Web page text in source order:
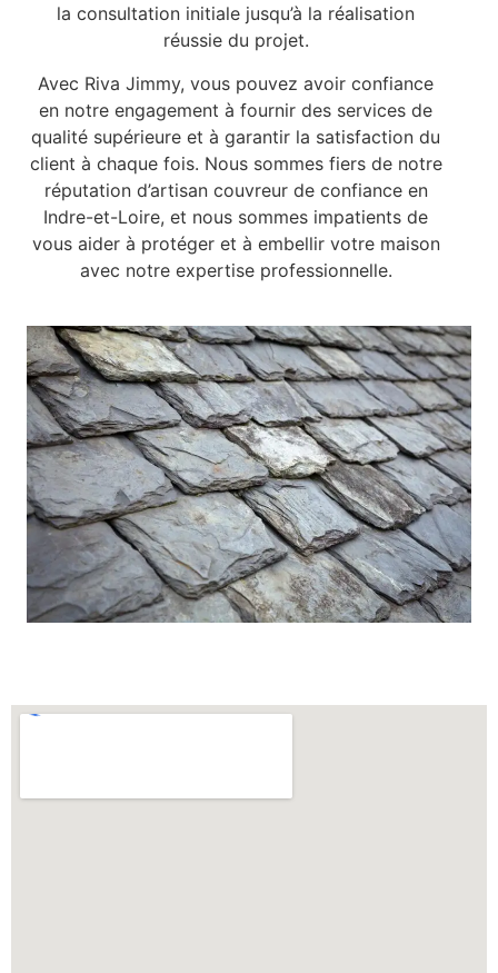
la consultation initiale jusqu’à la réalisation
réussie du projet.
Avec Riva Jimmy, vous pouvez avoir confiance
en notre engagement à fournir des services de
qualité supérieure et à garantir la satisfaction du
client à chaque fois. Nous sommes fiers de notre
réputation d’artisan couvreur de confiance en
Indre-et-Loire, et nous sommes impatients de
vous aider à protéger et à embellir votre maison
avec notre expertise professionnelle.